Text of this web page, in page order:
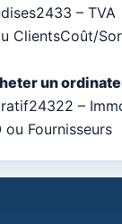
– TVA
ClientsCoût/
un
–
ou Fournisseurs